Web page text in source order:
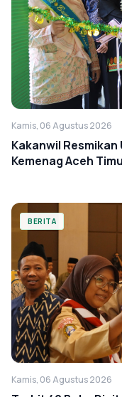
Kamis, 06 Agustus 2026
Kakanwil
Kemenag Aceh
BERITA
Kamis, 06 Agustus 2026